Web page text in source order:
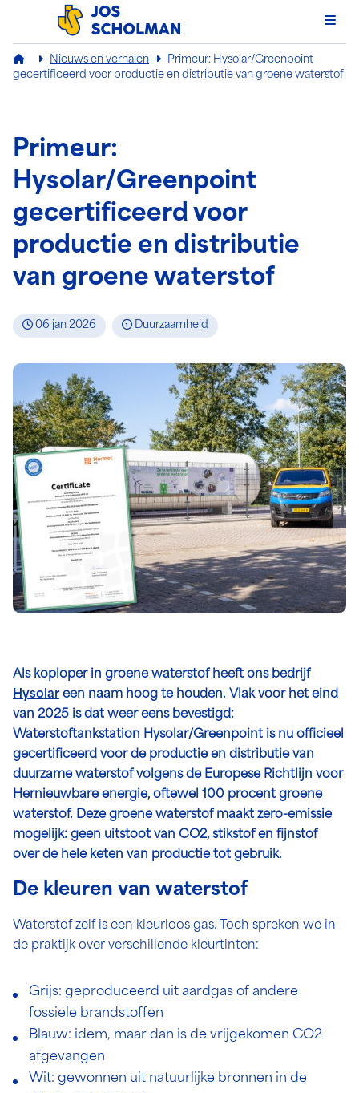
Jos Scholman
Nieuws en verhalen
Primeur: Hysolar/Greenpoint
gecertificeerd voor productie en distributie van groene waterstof
Primeur:
Hysolar/Greenpoint
gecertificeerd voor
productie en distributie
van groene waterstof
06 jan 2026 Duurzaamheid
Als koploper in groene waterstof heeft ons bedrijf
Hysolareen naam hoog te houden. Vlak voor het eind
van 2025 is dat weer eens bevestigd:
Waterstoftankstation Hysolar/Greenpoint is nu officieel
gecertificeerd voor de productie en distributie van
duurzame waterstof volgens de Europese Richtlijn voor
Hernieuwbare energie, oftewel 100 procent groene
waterstof. Deze groene waterstof maakt zero-emissie
mogelijk: geen uitstoot van CO2, stikstof en fijnstof
over de hele keten van productie tot gebruik.
De kleuren van waterstof
Waterstof zelf is een kleurloos gas. Toch spreken we in
de praktijk over verschillende kleurtinten:
Grijs: geproduceerd uit aardgas of andere
fossiele brandstoffen
Blauw: idem, maar dan is de vrijgekomen CO2
afgevangen
Wit: gewonnen uit natuurlijke bronnen in de